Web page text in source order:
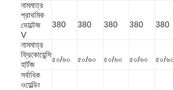
নামমাত্র
প্রাথমিক
ভোল্টেজ
V
380 380 380 380 380
নামমাত্র
ফ্রিকোয়েন্সি
হার্টজ
৫০/৬০ ৫০/৬০ ৫০/৬০ ৫০/৬০ ৫০/৬০
সর্বাধিক
ওয়েল্ডিং